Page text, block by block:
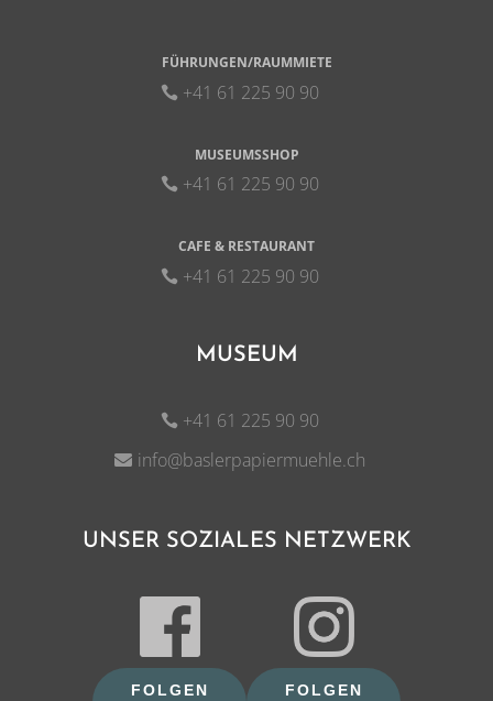
FÜHRUNGEN/RAUMMIETE
+41 61 225 90 90
MUSEUMSSHOP
+41 61 225 90 90
CAFE & RESTAURANT
+41 61 225 90 90
MUSEUM
+41 61 225 90 90
info@baslerpapiermuehle.ch
UNSER SOZIALES NETZWERK
FOLGEN
FOLGEN